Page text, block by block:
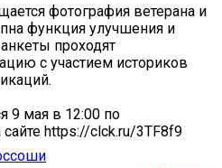
фотография ветерана и
функция улучшения и
проходят
с участием историков
9 мая в 12:00 по
https://clck.ru/3TF8f9